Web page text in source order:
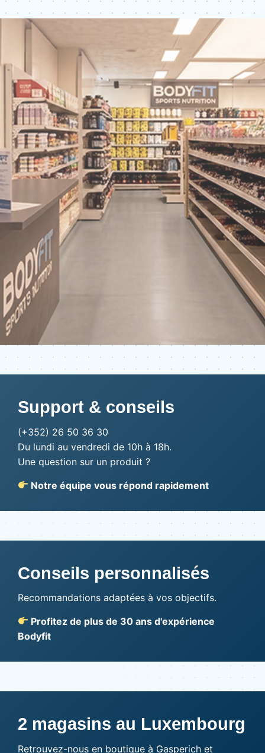
Support & conseils
(+352) 26 50 36 30
Du lundi au vendredi de 10h à 18h.
Une question sur un produit ?
Notre équipe vous répond rapidement
Conseils personnalisés
Recommandations adaptées à vos objectifs.
Profitez de plus de 30 ans d'expérience
Bodyfit
2 magasins au Luxembourg
Retrouvez-nous en boutique à Gasperich et